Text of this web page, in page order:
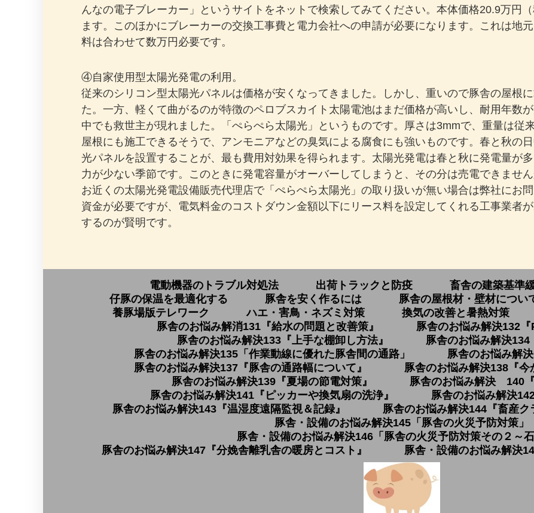
んなの電子ブレーカー」というサイトをネットで検索してみてください。本体価格20.9万円
ます。このほかにブレーカーの交換工事費と電力会社への申請が必要になります。これは地
料は合わせて数万円必要です。
④自家使用型太陽光発電の利用。
従来のシリコン型太陽光パネルは価格が安くなってきました。しかし、重いので豚舎の屋根
た。一方、軽くて曲がるのが特徴のペロブスカイト太陽電池はまだ価格が高いし、耐用年数
中でも救世主が現れました。「ぺらぺら太陽光」というものです。厚さは3mmで、重量は従
屋根にも施工できるそうで、アンモニアなどの臭気による腐食にも強いものです。春と秋の
光パネルを設置することが、最も費用対効果を得られます。太陽光発電は春と秋に発電量が
力が少ない季節です。このときに発電容量がオーバーしてしまうと、その分は売電できませ
お近くの太陽光発電設備販売代理店で「ぺらぺら太陽光」の取り扱いが無い場合は弊社にお
資金が必要ですが、電気料金のコストダウン金額以下にリース料を設定してくれる工事業者
するのが賢明です。
電動機器のトラブル対処法 出荷トラックと防疫
畜舎の建築基準
仔豚の保温を最適化する
豚舎を安く作るには 豚舎の屋根材・壁材につい
養豚場版テレワーク
ハエ・害鳥・ネズミ対策 換気の改善と暑熱対策
豚舎のお悩み解消131『給水の問題と改善策』
豚舎のお悩み解決132『
豚舎のお悩み解決133『上手な棚卸し方法』
豚舎のお悩み解決134
豚舎のお悩み解決135「作業動線に優れた豚舎間の通路」
豚舎のお悩み解
豚舎のお悩み解決137『豚舎の通路幅について』
豚舎のお悩み解決138『今
豚舎のお悩み解決139『夏場の節電対策』
豚舎のお悩み解決 140『
豚舎のお悩み解決141『ピッカーや換気扇の洗浄』
豚舎のお悩み解決
豚舎のお悩み解決143『温湿度遠隔監視＆記録』
豚舎のお悩み解決144『畜産ク
豚舎・設備のお悩み解決145「豚舎の火災予防対策」
豚舎・設備のお悩み解決146「豚舎の火災予防対策その２～石
豚舎のお悩み解決147『分娩舎離乳舎の暖房とコスト』
豚舎・設備のお悩み解決